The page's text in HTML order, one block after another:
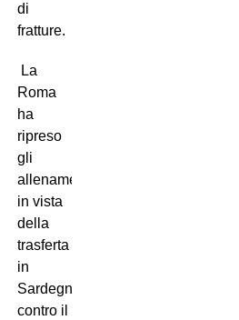
di
fratture.
La
Roma
ha
ripreso
gli
allenamenti
in vista
della
trasferta
in
Sardegna
contro il